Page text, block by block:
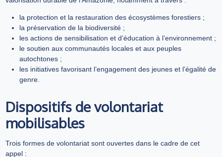
la protection et la restauration des écosystèmes forestiers ;
la préservation de la biodiversité ;
les actions de sensibilisation et d’éducation à l’environnement ;
le soutien aux communautés locales et aux peuples
autochtones ;
les initiatives favorisant l’engagement des jeunes et l’égalité de
genre.
Dispositifs de volontariat
mobilisables
Trois formes de volontariat sont ouvertes dans le cadre de cet
appel :